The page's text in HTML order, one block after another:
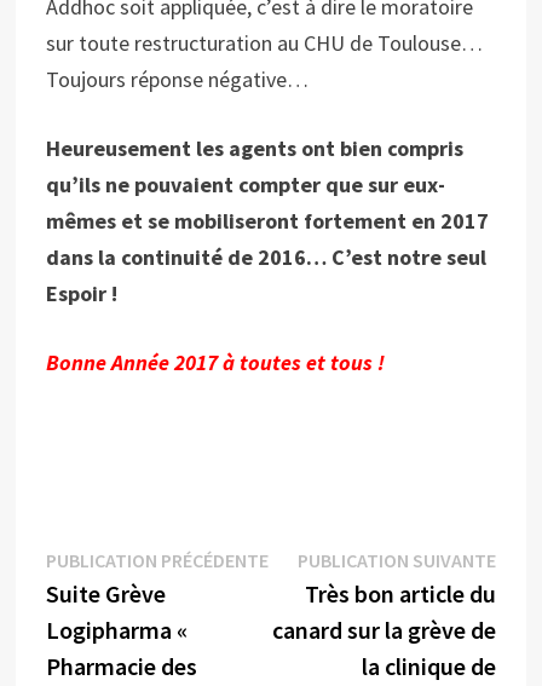
Addhoc soit appliquée, c’est à dire le moratoire
sur toute restructuration au CHU de Toulouse…
Toujours réponse négative…
Heureusement les agents ont bien compris
qu’ils ne pouvaient compter que sur eux-
mêmes et se mobiliseront fortement en 2017
dans la continuité de 2016… C’est notre seul
Espoir !
Bonne Année 2017 à toutes et tous !
Navigation
de
l’article
PUBLICATION PRÉCÉDENTEPublication
précédente :
Suite Grève
Logipharma «
Pharmacie des
PUBLICATION SUIVANTE
Très bon article du
canard sur la grève de
la clinique de